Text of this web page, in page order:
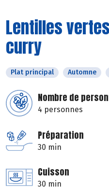
Lentilles
curry
Plat principal Automne
Nombre de
4 personnes
Préparation
30 min
Cuisson
30 min